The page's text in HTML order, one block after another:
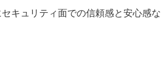
キュリティ面での信頼感と安心感な